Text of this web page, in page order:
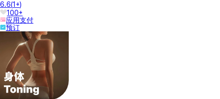
6.6(1+)
100+
应用支付
预订